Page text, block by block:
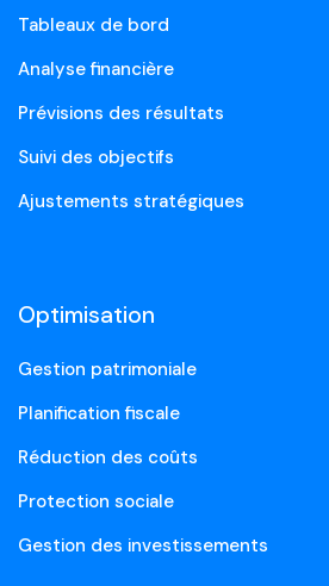
Tableaux de bord
Analyse financière
Prévisions des résultats
Suivi des objectifs
Ajustements stratégiques
Optimisation
Gestion patrimoniale
Planification fiscale
Réduction des coûts
Protection sociale
Gestion des investissements